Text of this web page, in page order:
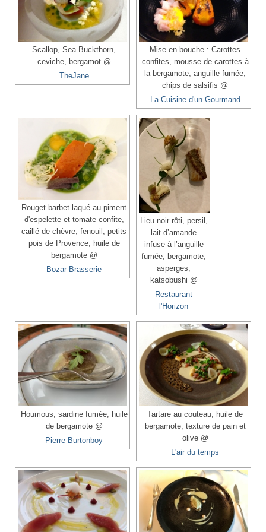
Scallop, Sea Buckthorn,
ceviche, bergamot @
TheJane
Mise en bouche : Carottes
confites, mousse de carottes à
la bergamote, anguille fumée,
chips de salsifis @
La Cuisine d'un Gourmand
Rouget barbet laqué au piment
d'espelette et tomate confite,
caillé de chèvre, fenouil, petits
pois de Provence, huile de
bergamote @
Bozar Brasserie
Lieu noir rôti, persil,
lait d’amande
infuse à l’anguille
fumée, bergamote,
asperges,
katsobushi @
Restaurant
l'Horizon
Houmous, sardine fumée, huile
de bergamote @
Pierre Burtonboy
Tartare au couteau, huile de
bergamote, texture de pain et
olive @
L'air du temps